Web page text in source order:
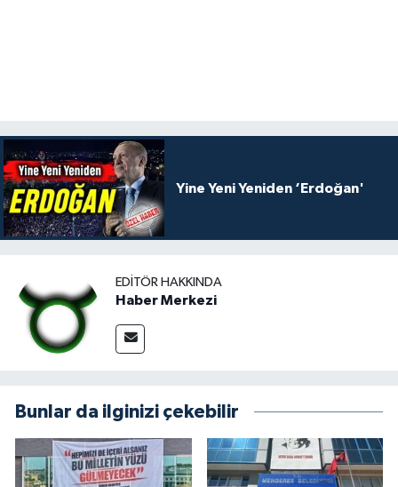
Yine Yeni Yeniden ‘Erdoğan'
EDITÖR HAKKINDA
Haber Merkezi
Bunlar da ilginizi çekebilir